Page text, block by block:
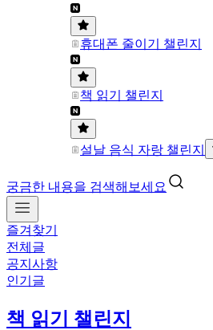
휴대폰 줄이기 챌린지
책 읽기 챌린지
설날 음식 자랑 챌린지
궁금한 내용을 검색해보세요
즐겨찾기
전체글
공지사항
인기글
책 읽기 챌린지